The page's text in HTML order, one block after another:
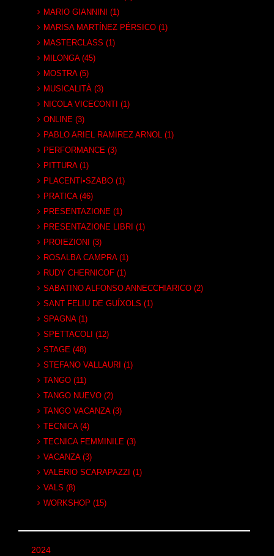
MARIO GIANNINI (1)
MARISA MARTÍNEZ PÉRSICO (1)
MASTERCLASS (1)
MILONGA (45)
MOSTRA (5)
MUSICALITÀ (3)
NICOLA VICECONTI (1)
ONLINE (3)
PABLO ARIEL RAMIREZ ARNOL (1)
PERFORMANCE (3)
PITTURA (1)
PLACENTI•SZABO (1)
PRATICA (46)
PRESENTAZIONE (1)
PRESENTAZIONE LIBRI (1)
PROIEZIONI (3)
ROSALBA CAMPRA (1)
RUDY CHERNICOF (1)
SABATINO ALFONSO ANNECCHIARICO (2)
SANT FELIU DE GUÍXOLS (1)
SPAGNA (1)
SPETTACOLI (12)
STAGE (48)
STEFANO VALLAURI (1)
TANGO (11)
TANGO NUEVO (2)
TANGO VACANZA (3)
TECNICA (4)
TECNICA FEMMINILE (3)
VACANZA (3)
VALERIO SCARAPAZZI (1)
VALS (8)
WORKSHOP (15)
2024